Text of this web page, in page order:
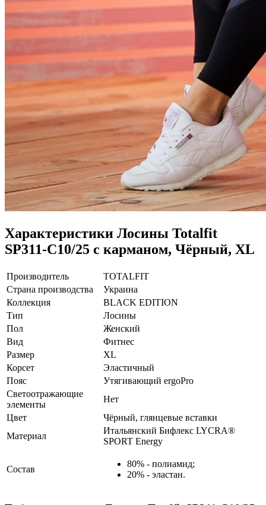
Характеристики Лосины Totalfit
SP311-C10/25 с карманом, Чёрный, XL
Производитель
TOTALFIT
Страна производства
Украина
Коллекция
BLACK EDITION
Тип
Лосины
Пол
Женский
Вид
Фитнес
Размер
XL
Корсет
Эластичный
Пояс
Утягивающий ergoPro
Светоотражающие
элементы
Нет
Цвет
Чёрный, глянцевые вставки
Материал
Итальянский Бифлекс LYCRA®
SPORT Energy
Состав
80% - полиамид;
20% - эластан.